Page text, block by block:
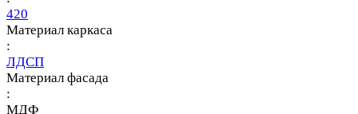
420
Материал каркаса
:
ЛДСП
Материал фасада
:
МДФ